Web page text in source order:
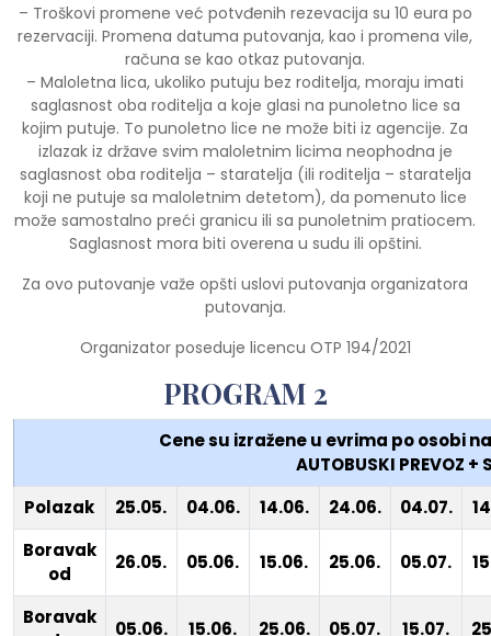
– Troškovi promene već potvđenih rezevacija su 10 eura po
rezervaciji. Promena datuma putovanja, kao i promena vile,
računa se kao otkaz putovanja.
– Maloletna lica, ukoliko putuju bez roditelja, moraju imati
saglasnost oba roditelja a koje glasi na punoletno lice sa
kojim putuje. To punoletno lice ne može biti iz agencije. Za
izlazak iz države svim maloletnim licima neophodna je
saglasnost oba roditelja – staratelja (ili roditelja – staratelja
koji ne putuje sa maloletnim detetom), da pomenuto lice
može samostalno preći granicu ili sa punoletnim pratiocem.
Saglasnost mora biti overena u sudu ili opštini.
Za ovo putovanje važe opšti uslovi putovanja organizatora
putovanja.
Organizator poseduje licencu OTP 194/2021
PROGRAM 2
Cene su izražene u evrima po osobi
AUTOBUSKI PREVOZ
Polazak
25.05. 04.06. 14.06. 24.06. 04.07.
Boravak
od
26.05. 05.06. 15.06. 25.06. 05.07.
Boravak
05.06. 15.06. 25.06. 05.07. 15.07.